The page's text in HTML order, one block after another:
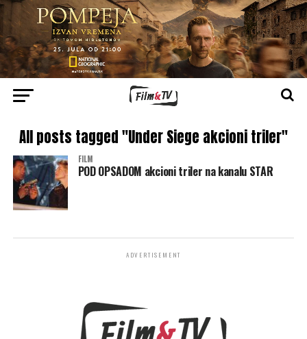
All posts tagged "Under Siege akcioni triler"
FILM
POD OPSADOM akcioni triler na kanalu STAR
ADVERTISEMENT